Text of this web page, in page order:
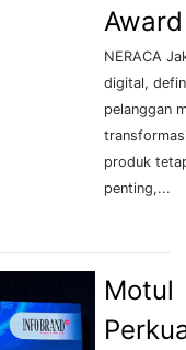
NERACA
digital,
pelanggan
produk
penting,...
Motul